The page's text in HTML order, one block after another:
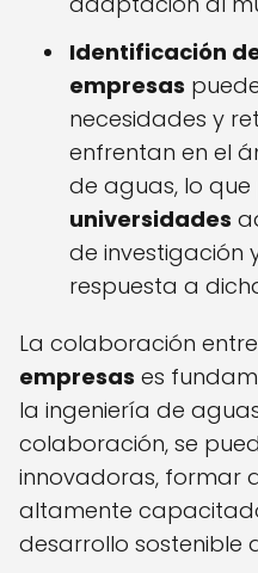
Identificación
empresas
necesidades y
enfrentan en el
de aguas, lo
universidades
de
respuesta a
La colaboración entre
empresas es
la ingeniería de
colaboración, se
innovadoras, formar
altamente
desarrollo sostenible